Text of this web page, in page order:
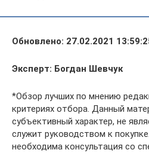
Обновлено: 27.02.2021
Эксперт: Богдан Шевчук
*Обзор лучших по мнению
критериях отбора. Данный
субъективный характер, не
служит руководством к
необходима консультация со